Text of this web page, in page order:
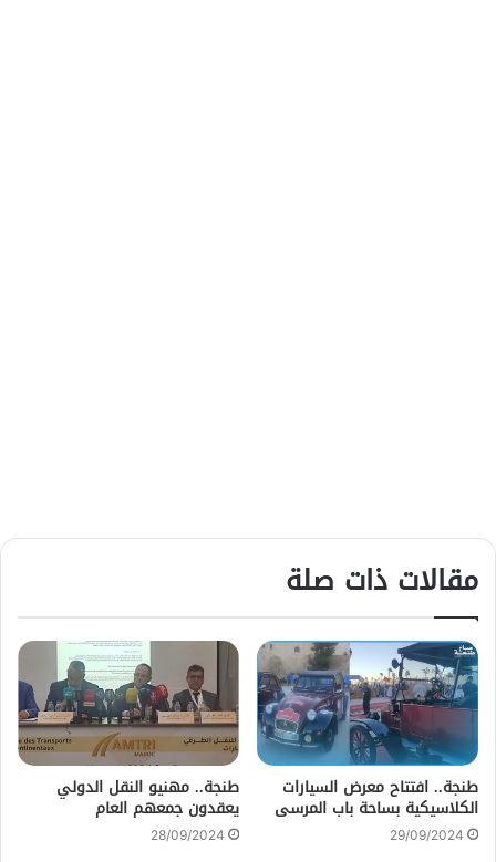
مقالات ذات صلة
طنجة.. افتتاح معرض السيارات
الكلاسيكية بساحة باب المرسى
29/09/2024
طنجة.. مهنيو النقل الدولي
يعقدون جمعهم العام
28/09/2024